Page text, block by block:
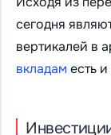
сегодня
вертикалей в
вкладаместь